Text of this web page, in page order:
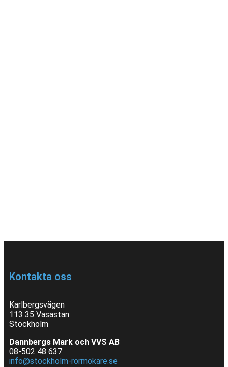
Kontakta oss
Karlbergsvägen
113 35 Vasastan
Stockholm
Dannbergs Mark och VVS AB
08-502 48 637
info@stockholm-rormokare.se